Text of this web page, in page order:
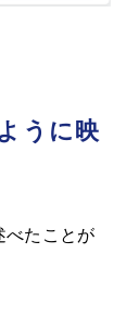
うに映
べたことが